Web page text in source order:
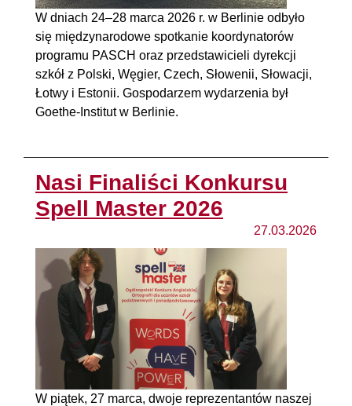
W dniach 24–28 marca 2026 r. w Berlinie odbyło
się międzynarodowe spotkanie koordynatorów
programu PASCH oraz przedstawicieli dyrekcji
szkół z Polski, Węgier, Czech, Słowenii, Słowacji,
Łotwy i Estonii. Gospodarzem wydarzenia był
Goethe-Institut w Berlinie.
Nasi Finaliści Konkursu
Spell Master 2026
27.03.2026
W piątek, 27 marca, dwoje reprezentantów naszej